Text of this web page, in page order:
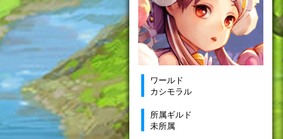
ワールド
カシモラル
所属ギルド
未所属